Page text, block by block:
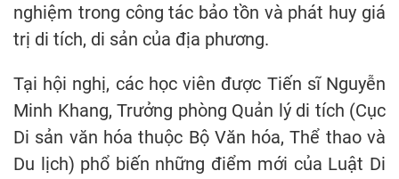
nghiệm trong công tác bảo tồn và phát huy giá
trị di tích, di sản của địa phương.
Tại hội nghị, các học viên được Tiến sĩ Nguyễn
Minh Khang, Trưởng phòng Quản lý di tích (Cục
Di sản văn hóa thuộc Bộ Văn hóa, Thể thao và
Du lịch) phổ biến những điểm mới của Luật Di